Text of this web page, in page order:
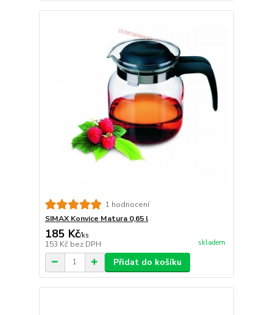
1 hodnocení
SIMAX Konvice Matura 0,65 l
185 Kč/ks
153 Kč bez DPH skladem
Přidat do košíku